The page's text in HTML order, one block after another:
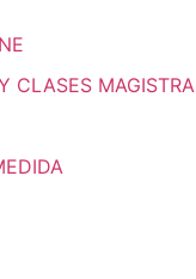
CLASES